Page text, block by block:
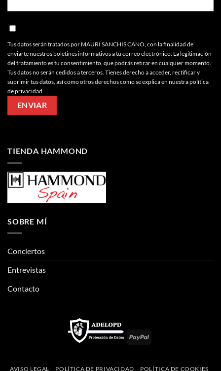
Tus datos serán tratados por MAURI SANCHIS CANO, con la finalidad de
enviarte nuestros boletines informativos a tu correo electrónico. La legitimación
del tratamiento es tu consentimiento, que podrás retirar en cualquier momento.
Tus datos no serán cedidos a terceros. Tienes derecho a acceder, rectificar y
suprimir tus datos, así como otros derechos como se explica en nuestra política
de privacidad.
TIENDA HAMMOND
SOBRE MÍ
Conciertos
Entrevistas
Contacto
PayPal
AVISO LEGAL POLÍTICA DE PRIVACIDAD POLÍTICA DE COOKIES